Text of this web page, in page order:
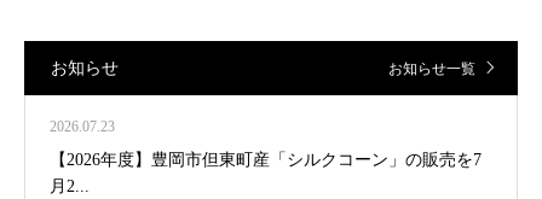
お知らせ お知らせ一覧
2026.07.23
【2026年度】豊岡市但東町産「シルクコーン」の販売を7
月2...